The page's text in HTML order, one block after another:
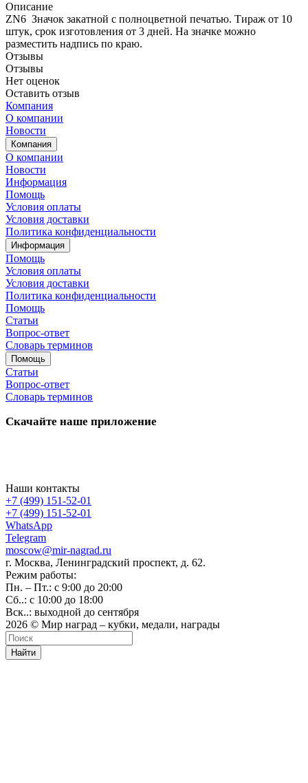
Описание
ZN6 Значок закатной с полноцветной печатью. Тираж от 10
штук, срок изготовления от 3 дней. На значке можно
разместить надпись по краю.
Отзывы
Отзывы
Нет оценок
Оставить отзыв
Компания
О компании
Новости
Компания
О компании
Новости
Информация
Помощь
Условия оплаты
Условия доставки
Политика конфиденциальности
Информация
Помощь
Условия оплаты
Условия доставки
Политика конфиденциальности
Помощь
Статьи
Вопрос-ответ
Словарь терминов
Помощь
Статьи
Вопрос-ответ
Словарь терминов
Скачайте наше приложение
Наши контакты
+7 (499) 151-52-01
+7 (499) 151-52-01
WhatsApp
Telegram
moscow@mir-nagrad.ru
г. Москва, Ленинградский проспект, д. 62.
Режим работы:
Пн. – Пт.: с 9:00 до 20:00
Сб..: с 10:00 до 18:00
Вск..: выходной до сентября
2026 © Мир наград – кубки, медали, награды
Найти